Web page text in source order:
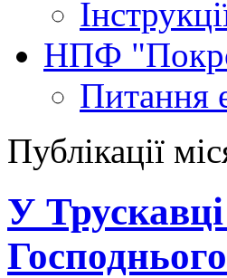
НПФ
Питання
Публікації
У